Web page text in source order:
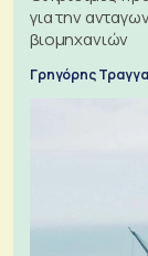
για την
βιομηχανιών
Γρηγόρης